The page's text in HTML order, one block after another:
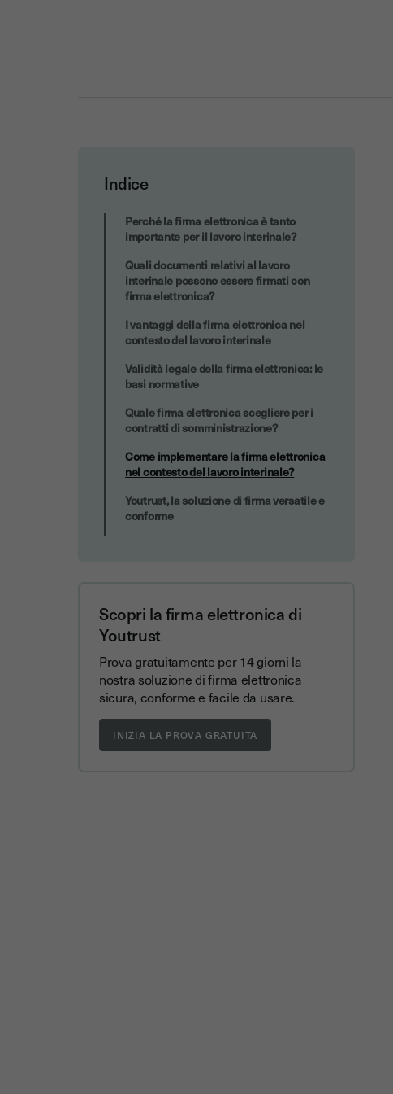
Indice
Come implementare la firma elettronica
nel contesto del lavoro interinale?
Perché la firma elettronica è tanto
importante per il lavoro interinale?
Quali documenti relativi al lavoro
interinale possono essere firmati con
firma elettronica?
I vantaggi della firma elettronica nel
contesto del lavoro interinale
Validità legale della firma elettronica: le
basi normative
Quale firma elettronica scegliere per i
contratti di somministrazione?
Come implementare la firma elettronica
nel contesto del lavoro interinale?
Youtrust, la soluzione di firma versatile e
conforme
Scopri la firma elettronica di
Youtrust
Prova gratuitamente per 14 giorni la
nostra soluzione di firma elettronica
sicura, conforme e facile da usare.